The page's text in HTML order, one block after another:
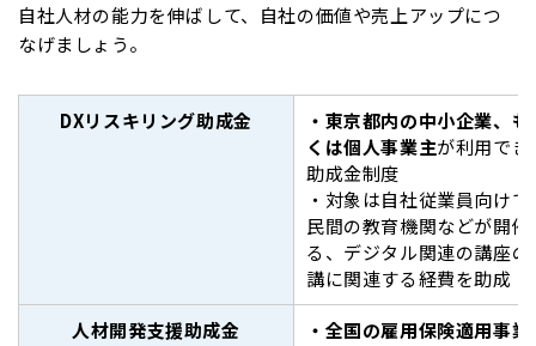
自社人材の能力を伸ばして、自社の価値や売上アップにつ
なげましょう。
DXリスキリング助成金
・東京都内の中小企業、も
くは個人事業主が利用でき
助成金制度
・対象は自社従業員向けで
民間の教育機関などが開催
る、デジタル関連の講座の
講に関連する経費を助成
人材開発支援助成金
・全国の雇用保険適用事業